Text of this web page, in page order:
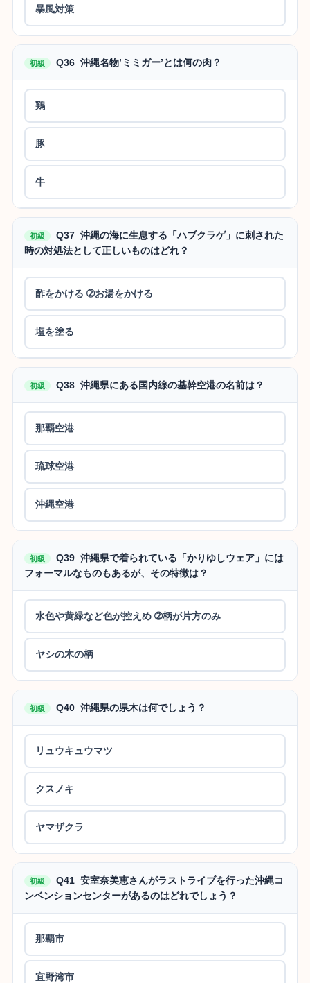
暴風対策
初級 Q36 沖縄名物’ミミガー’とは何の肉？
鶏
豚
牛
初級
Q37 沖縄の海に生息する「ハブクラゲ」に刺された
時の対処法として正しいものはどれ？
酢をかける ➁お湯をかける
塩を塗る
初級 Q38 沖縄県にある国内線の基幹空港の名前は？
那覇空港
琉球空港
沖縄空港
初級
Q39 沖縄県で着られている「かりゆしウェア」には
フォーマルなものもあるが、その特徴は？
水色や黄緑など色が控えめ ➁柄が片方のみ
ヤシの木の柄
初級 Q40 沖縄県の県木は何でしょう？
リュウキュウマツ
クスノキ
ヤマザクラ
初級
Q41 安室奈美恵さんがラストライブを行った沖縄コ
ンベンションセンターがあるのはどれでしょう？
那覇市
宜野湾市